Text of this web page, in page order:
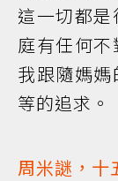
這一切都
庭有任何不
我跟隨媽
等的追求。
周米謎，十